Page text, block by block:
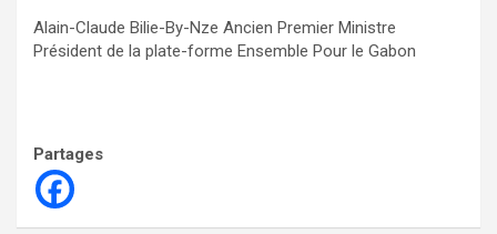
Alain-Claude Bilie-By-Nze Ancien Premier Ministre
Président de la plate-forme Ensemble Pour le Gabon
Partages